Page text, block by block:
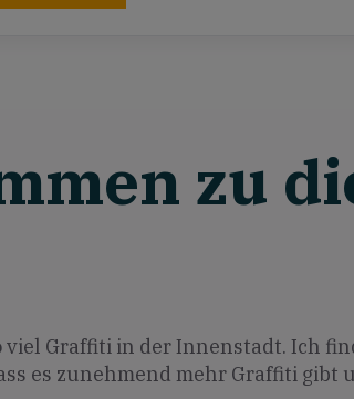
zu
viel Graffiti in der Innenstadt. Ich
es zunehmend mehr Graffiti gibt